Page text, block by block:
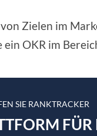
Zielen im
OKR im
SIE RANKTRACKER
FÜR